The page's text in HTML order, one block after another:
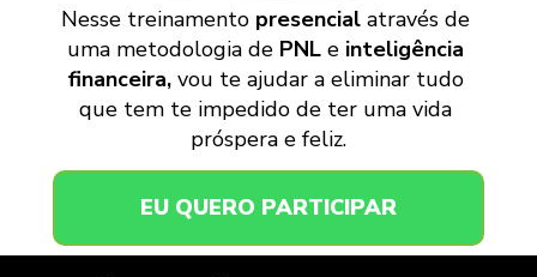
Nesse treinamento presencial através de
uma metodologia de PNL e inteligência
financeira, vou te ajudar a eliminar tudo
que tem te impedido de ter uma vida
próspera e feliz.
EU QUERO PARTICIPAR